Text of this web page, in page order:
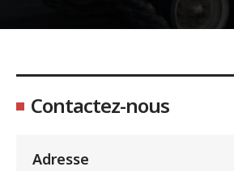
Contactez-nous
Adresse